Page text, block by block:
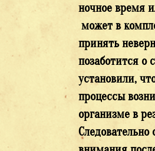
ночное время
может в
принять
позаботится о
установили,
процессы
организме в